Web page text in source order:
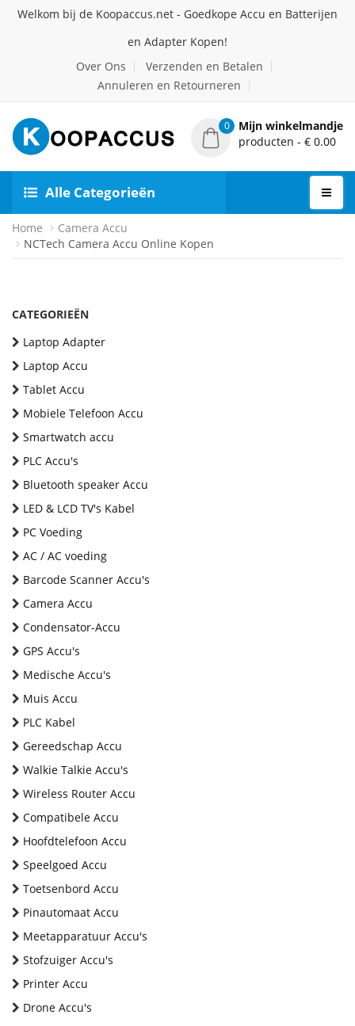
Welkom bij de Koopaccus.net - Goedkope Accu en Batterijen
en Adapter Kopen!
Over Ons
Verzenden en Betalen
Annuleren en Retourneren
0
Mijn winkelmandje
producten - € 0.00
Alle Categorieën
Home
Camera Accu
NCTech Camera Accu Online Kopen
CATEGORIEËN
Laptop Adapter
Laptop Accu
Tablet Accu
Mobiele Telefoon Accu
Smartwatch accu
PLC Accu's
Bluetooth speaker Accu
LED & LCD TV's Kabel
PC Voeding
AC / AC voeding
Barcode Scanner Accu's
Camera Accu
Condensator-Accu
GPS Accu's
Medische Accu's
Muis Accu
PLC Kabel
Gereedschap Accu
Walkie Talkie Accu's
Wireless Router Accu
Compatibele Accu
Hoofdtelefoon Accu
Speelgoed Accu
Toetsenbord Accu
Pinautomaat Accu
Meetapparatuur Accu's
Stofzuiger Accu's
Printer Accu
Drone Accu's